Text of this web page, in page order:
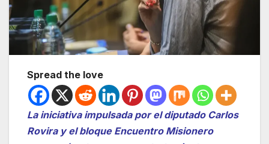
Spread the love
La iniciativa impulsada por el diputado Carlos
Rovira y el bloque Encuentro Misionero